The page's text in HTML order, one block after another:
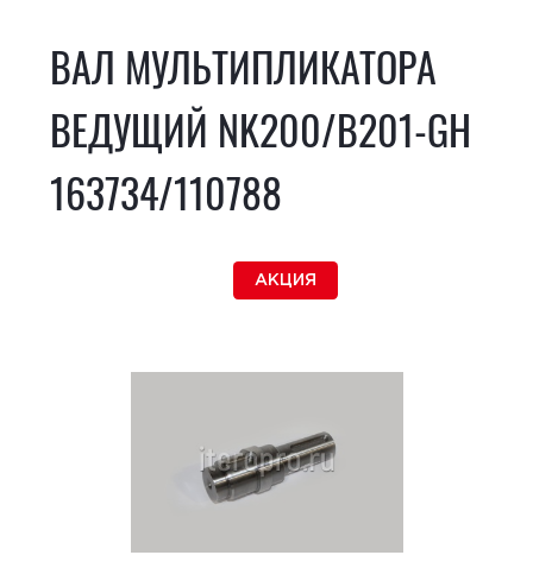
ВАЛ МУЛЬТИПЛИКАТОРА
ВЕДУЩИЙ NK200/B201-GH
163734/110788
АКЦИЯ